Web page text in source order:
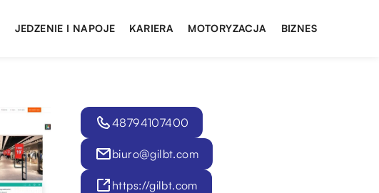
JEDZENIE I NAPOJE KARIERA MOTORYZACJA BIZNES
48794107400
biuro@gilbt.com
https://gilbt.com